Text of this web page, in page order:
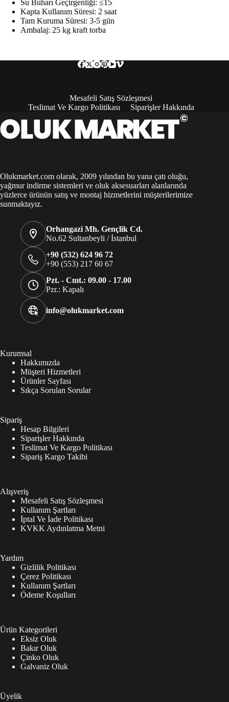
Su Buharı Geçirgenliği: ≤15
Kapta Kullanım Süresi: 2 saat
Tam Kuruma Süresi: 3-5 gün
Ambalaj: 25 kg kraft torba
Mesafeli Satış Sözleşmesi
Teslimat Ve Kargo Politikası
Siparişler Hakkında
Olukmarket.com olarak, 2009 yılından bu yana çatı oluğu,
yağmur indirme sistemleri ve oluk aksesuarları alanlarında
yüzlerce ürünün satış ve montaj hizmetlerini müşterilerimize
sunmaktayız.
Orhangazi Mh. Gençlik Cd.
No.62 Sultanbeyli / İstanbul
+90 (532) 624 96 72
+90 (553) 217 60 67
Pzt. - Cmt.: 09.00 - 17.00
Pzr.: Kapalı
info@olukmarket.com
Kurumsal
Hakkımızda
Müşteri Hizmetleri
Ürünler Sayfası
Sıkça Sorulan Sorular
Sipariş
Hesap Bilgileri
Siparişler Hakkında
Teslimat Ve Kargo Politikası
Sipariş Kargo Takibi
Alışveriş
Mesafeli Satış Sözleşmesi
Kullanım Şartları
İptal Ve İade Politikası
KVKK Aydınlatma Metni
Yardım
Gizlilik Politikası
Çerez Politikası
Kullanım Şartları
Ödeme Koşulları
Ürün Kategorileri
Eksiz Oluk
Bakır Oluk
Çinko Oluk
Galvaniz Oluk
Üyelik